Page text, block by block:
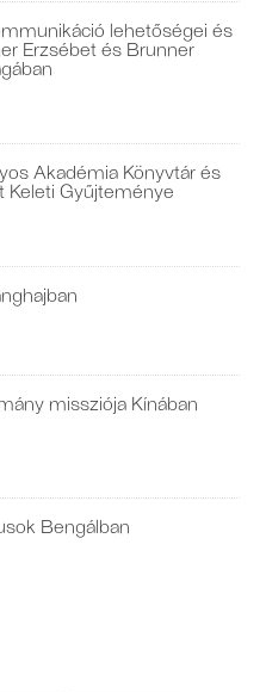
lehetőségei és
Erzsébet és Brunner
Akadémia Könyvtár és
Keleti Gyűjteménye
missziója Kínában
Bengálban